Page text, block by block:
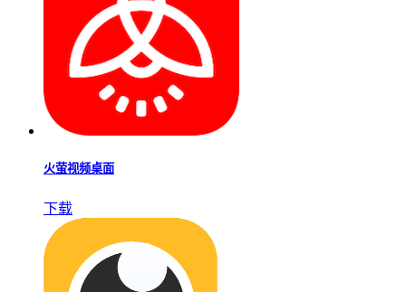
火萤视频桌面
下载